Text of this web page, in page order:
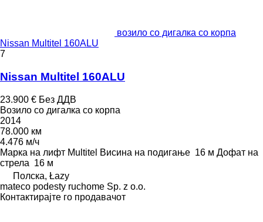
возило со дигалка со корпа
Nissan Multitel 160ALU
7
Nissan Multitel 160ALU
23.900 € Без ДДВ
Возило со дигалка со корпа
2014
78.000 км
4.476 м/ч
Марка на лифт Multitel Висина на подигање 16 м Дофат на
стрела 16 м
Полска, Łazy
mateco podesty ruchome Sp. z o.o.
Контактирајте го продавачот